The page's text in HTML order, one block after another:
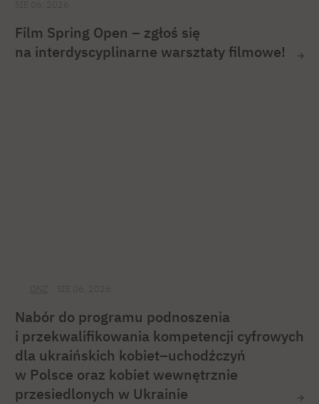
Film Spring Open – zgłoś się
na interdyscyplinarne warsztaty filmowe!
Nabór do programu podnoszenia
i przekwalifikowania kompetencji cyfrowych
dla ukraińskich kobiet–uchodźczyń
w Polsce oraz kobiet wewnętrznie
przesiedlonych w Ukrainie